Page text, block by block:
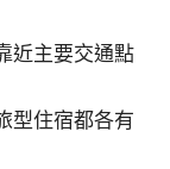
近主要交通點
型住宿都各有